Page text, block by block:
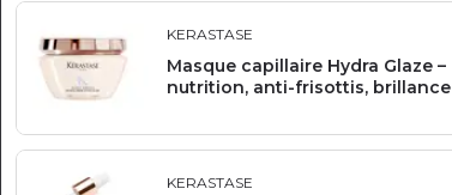
KERASTASE
Masque capillaire Hydra Glaze –
nutrition, anti-frisottis, brillance
KERASTASE